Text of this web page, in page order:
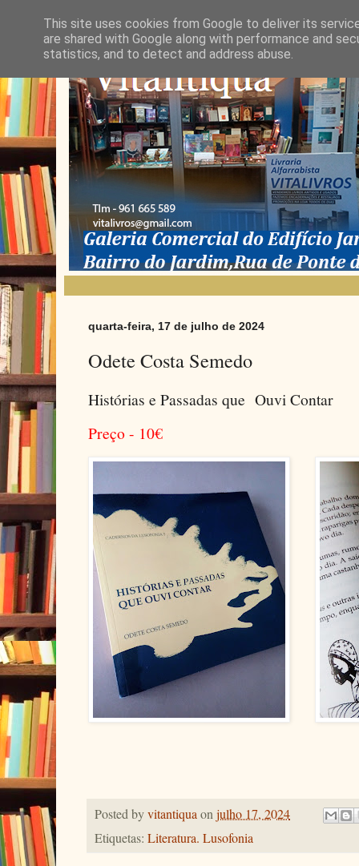
quarta-feira, 17 de julho de 2024
Odete Costa Semedo
Histórias e Passadas que Ouvi Contar
Preço - 10€
Posted byvitantiquaonjulho 17, 2024
Etiquetas: Literatura. Lusofonia
This site uses cookies from Google to deliver its
are shared with Google along with performance and
statistics, and to detect and address abuse.